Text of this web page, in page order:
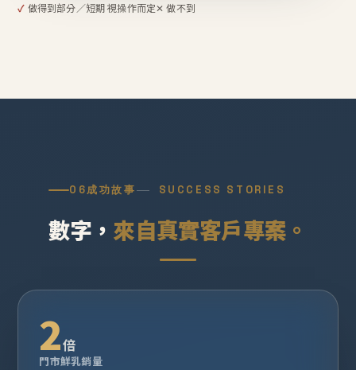
✓ 做得到部分／短期 視操作而定✕ 做不到
06成功故事 SUCCESS STORIES
數字， 來自真實客戶專案。
2倍
門市鮮乳銷量